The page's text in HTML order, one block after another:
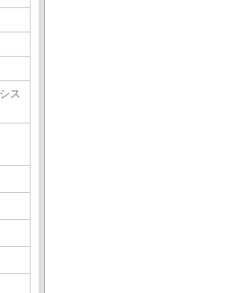
ス